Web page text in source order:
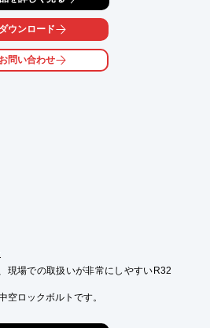
アバットや油圧ジャッキを使用せずに
、また煩雑な緊張力の管理やシース配
ます。特に高所等プレストレス力を導
の効率化が図れます。
ダウンロード
お問い合わせ
現場での取扱いが非常にしやすいR32
空ロックボルトです。
、中空を利用して注入用ボルトとして